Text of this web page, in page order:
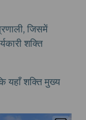
जिसमें
शक्ति
यहाँ शक्ति मुख्य